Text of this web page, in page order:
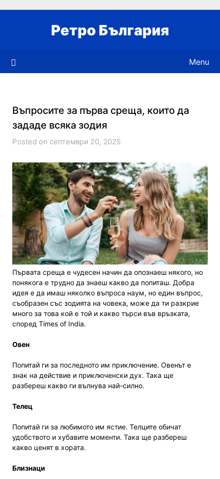
Ретро България
Menu
Въпросите за първа среща, които да
зададе всяка зодия
Posted on септември 20, 2025
Първата среща е чудесен начин да опознаеш някого, но
понякога е трудно да знаеш какво да попиташ. Добра
идея е да имаш няколко въпроса наум, но един въпрос,
съобразен със зодията на човека, може да ти разкрие
много за това кой е той и какво търси във връзката,
според Times of India.
Овен
Попитай ги за последното им приключение. Овенът е
знак на действие и приключенски дух. Така ще
разбереш какво ги вълнува най-силно.
Телец
Попитай ги за любимото им ястие. Телците обичат
удобството и хубавите моменти. Така ще разбереш
какво ценят в хората.
Близнаци